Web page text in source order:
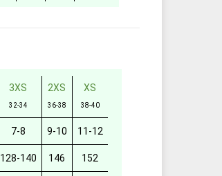
3XS
32-34
2XS
36-38
XS
38-40
7-8 9-10 11-12
128-140 146 152